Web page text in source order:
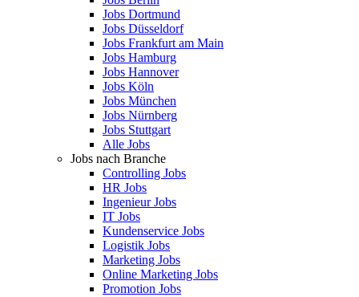
Jobs Dortmund
Jobs Düsseldorf
Jobs Frankfurt am Main
Jobs Hamburg
Jobs Hannover
Jobs Köln
Jobs München
Jobs Nürnberg
Jobs Stuttgart
Alle Jobs
Jobs nach Branche
Controlling Jobs
HR Jobs
Ingenieur Jobs
IT Jobs
Kundenservice Jobs
Logistik Jobs
Marketing Jobs
Online Marketing Jobs
Promotion Jobs